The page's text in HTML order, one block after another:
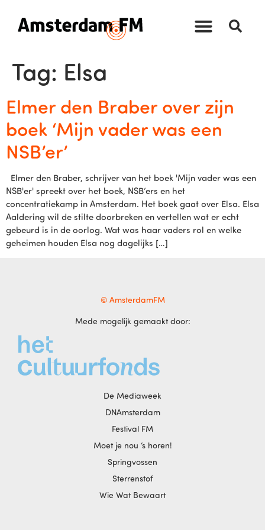
Tag: Elsa
Elmer den Braber over zijn
boek ‘Mijn vader was een
NSB’er’
Elmer den Braber, schrijver van het boek 'Mijn vader was een
NSB'er' spreekt over het boek, NSB’ers en het
concentratiekamp in Amsterdam. Het boek gaat over Elsa. Elsa
Aaldering wil de stilte doorbreken en vertellen wat er echt
gebeurd is in de oorlog. Wat was haar vaders rol en welke
geheimen houden Elsa nog dagelijks […]
© AmsterdamFM
Mede mogelijk gemaakt door:
De Mediaweek
DNAmsterdam
Festival FM
Moet je nou ‘s horen!
Springvossen
Sterrenstof
Wie Wat Bewaart